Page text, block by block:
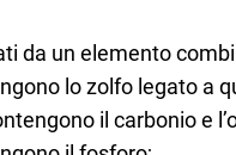
da un elemento
lo zolfo legato a
il carbonio e